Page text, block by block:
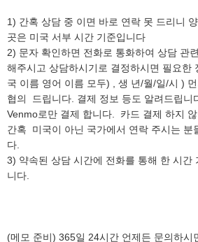
1) 간혹 상담 중 이면 바로 연락 못 드리니
곳은 미국 서부 시간 기준입니다
2) 문자 확인하면 전화로 통화하여 상담 관
해주시고 상담하시기로 결정하시면 필요한
국 이름 영어 이름 모두) , 생 년/월/일/시 )
협의 드립니다. 결제 정보 등도 알려드립니
Venmo로만 결제 합니다. 카드 결제 하지
간혹 미국이 아닌 국가에서 연락 주시는 분
다.
3) 약속된 상담 시간에 전화를 통해 한 시간
니다.
(메모 준비) 365일 24시간 언제든 문의하시